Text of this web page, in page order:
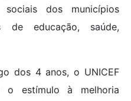
sociais dos municípios
de educação, saúde,
dos 4 anos, o UNICEF
o estímulo à melhoria